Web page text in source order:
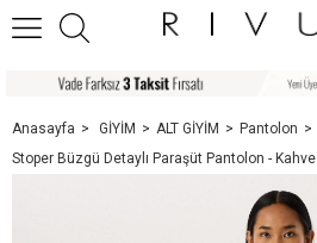
Anasayfa GİYİM ALT GİYİM
Pantolon
Stoper Büzgü Detaylı Paraşüt Pantolon - Kahve